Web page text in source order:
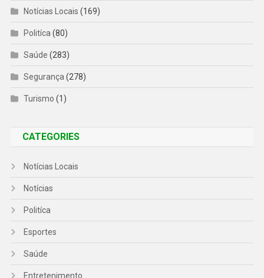
Notícias Locais (169)
Politíca(80)
Saúde (283)
Segurança(278)
Turismo (1)
CATEGORIES
Notícias Locais
Notícias
Politíca
Esportes
Saúde
Entretenimento